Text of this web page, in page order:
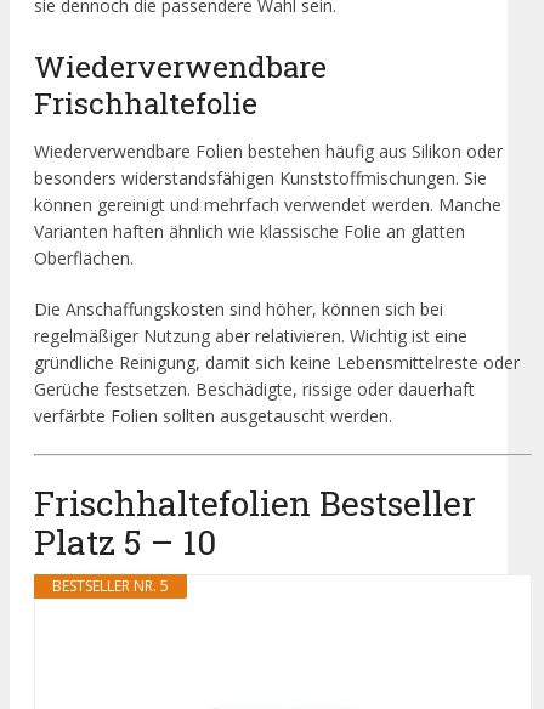
sie dennoch die passendere Wahl sein.
Wiederverwendbare
Frischhaltefolie
Wiederverwendbare Folien bestehen häufig aus Silikon oder
besonders widerstandsfähigen Kunststoffmischungen. Sie
können gereinigt und mehrfach verwendet werden. Manche
Varianten haften ähnlich wie klassische Folie an glatten
Oberflächen.
Die Anschaffungskosten sind höher, können sich bei
regelmäßiger Nutzung aber relativieren. Wichtig ist eine
gründliche Reinigung, damit sich keine Lebensmittelreste oder
Gerüche festsetzen. Beschädigte, rissige oder dauerhaft
verfärbte Folien sollten ausgetauscht werden.
Frischhaltefolien Bestseller
Platz 5 – 10
BESTSELLER NR. 5